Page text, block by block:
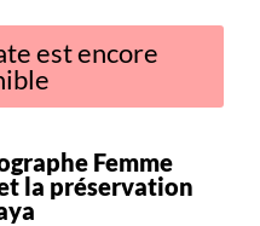
est encore
Femme
la préservation